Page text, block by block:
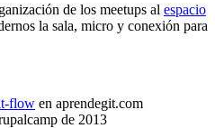
de los meetups al espacio
la sala, micro y conexión para
flow en aprendegit.com
de 2013